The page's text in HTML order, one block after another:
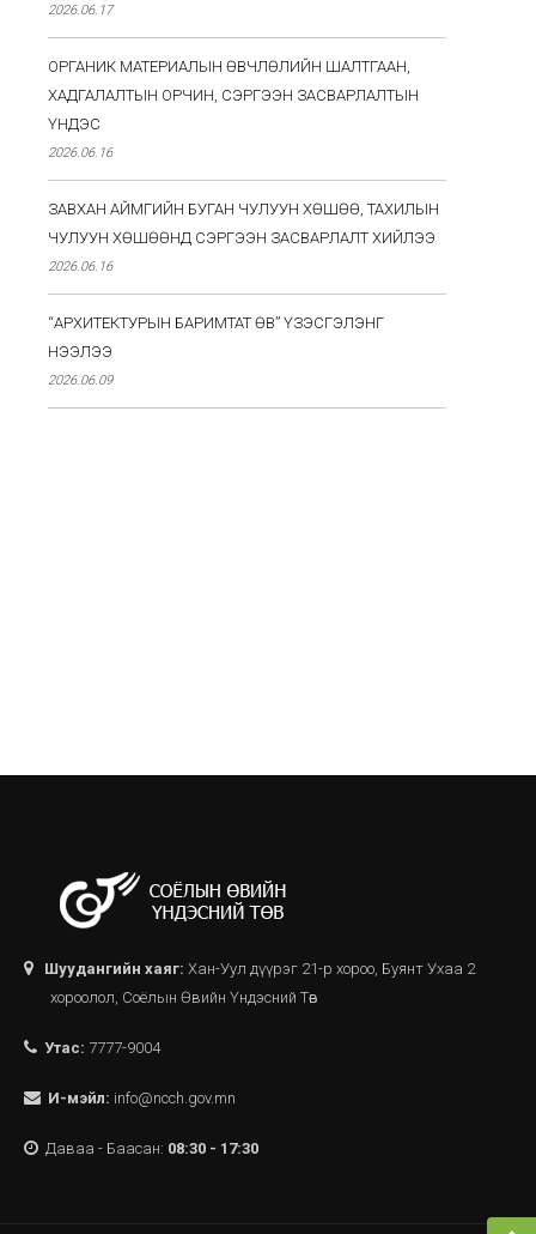
2026.06.17
ОРГАНИК МАТЕРИАЛЫН ӨВЧЛӨЛИЙН ШАЛТГААН,
ХАДГАЛАЛТЫН ОРЧИН, СЭРГЭЭН ЗАСВАРЛАЛТЫН
ҮНДЭС
2026.06.16
ЗАВХАН АЙМГИЙН БУГАН ЧУЛУУН ХӨШӨӨ, ТАХИЛЫН
ЧУЛУУН ХӨШӨӨНД СЭРГЭЭН ЗАСВАРЛАЛТ ХИЙЛЭЭ
2026.06.16
“АРХИТЕКТУРЫН БАРИМТАТ ӨВ” ҮЗЭСГЭЛЭНГ
НЭЭЛЭЭ
2026.06.09
Шуудангийн хаяг: Хан-Уул дүүрэг 21-р хороо, Буянт Ухаа 2
хороолол, Соёлын Өвийн Үндэсний Төв
Утас: 7777-9004
И-мэйл: info@ncch.gov.mn
Даваа - Баасан: 08:30 - 17:30